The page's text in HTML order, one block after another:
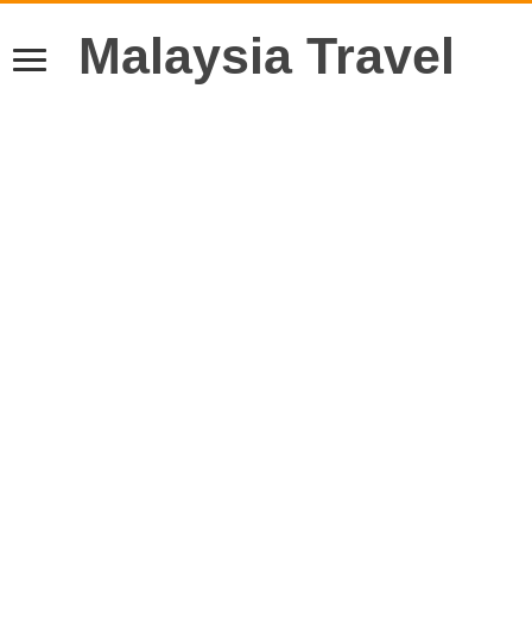
Malaysia Travel